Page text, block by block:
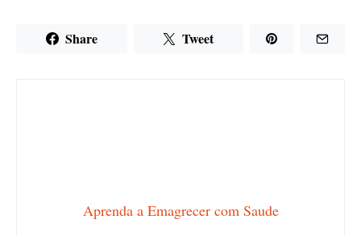
Share Tweet
Aprenda a Emagrecer com Saude